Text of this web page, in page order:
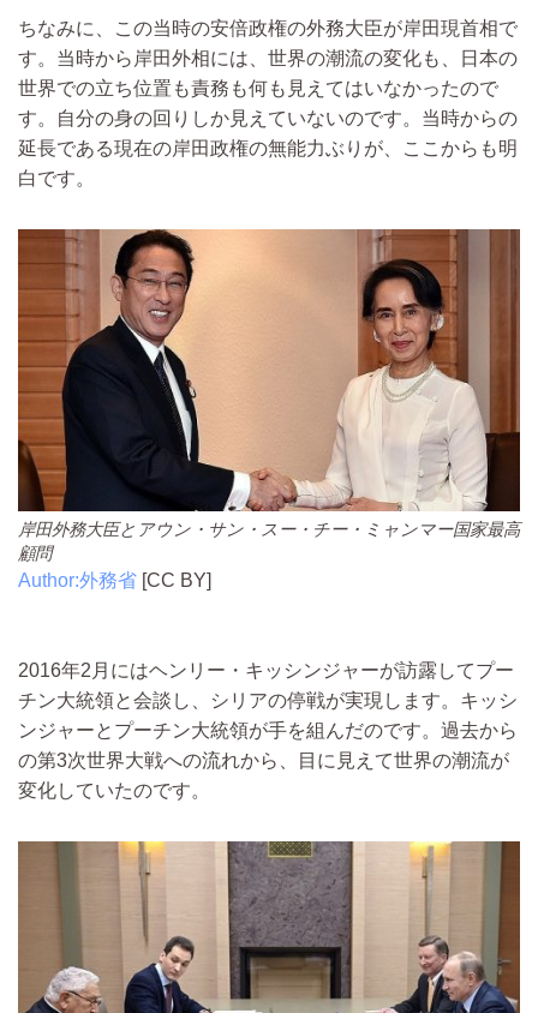
ちなみに、この当時の安倍政権の外務大臣が岸田現首相で
す。当時から岸田外相には、世界の潮流の変化も、日本の
世界での立ち位置も責務も何も見えてはいなかったので
す。自分の身の回りしか見えていないのです。当時からの
延長である現在の岸田政権の無能力ぶりが、ここからも明
白です。
岸田外務大臣とアウン・サン・スー・チー・ミャンマー国家最高
顧問
Author:外務省 [CC BY]
2016年2月にはヘンリー・キッシンジャーが訪露してプー
チン大統領と会談し、シリアの停戦が実現します。キッシ
ンジャーとプーチン大統領が手を組んだのです。過去から
の第3次世界大戦への流れから、目に見えて世界の潮流が
変化していたのです。